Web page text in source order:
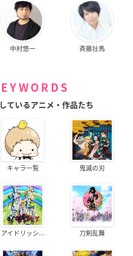
中村悠一 斉藤壮馬
ているアニメ・作品たち
キャラ一覧 鬼滅の刃
アイドリッシ... 刀剣乱舞